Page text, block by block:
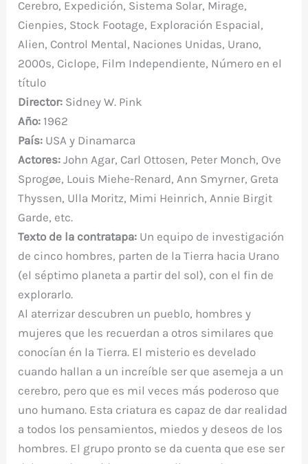
Cerebro, Expedición, Sistema Solar, Mirage,
Cienpies, Stock Footage, Exploración Espacial,
Alien, Control Mental, Naciones Unidas, Urano,
2000s, Ciclope, Film Independiente, Número en el
título
Director: Sidney W. Pink
Año: 1962
País: USA y Dinamarca
Actores: John Agar, Carl Ottosen, Peter Monch, Ove
Sprogøe, Louis Miehe-Renard, Ann Smyrner, Greta
Thyssen, Ulla Moritz, Mimi Heinrich, Annie Birgit
Garde, etc.
Texto de la contratapa: Un equipo de investigación
de cinco hombres, parten de la Tierra hacia Urano
(el séptimo planeta a partir del sol), con el fin de
explorarlo.
Al aterrizar descubren un pueblo, hombres y
mujeres que les recuerdan a otros similares que
conocían én la Tierra. El misterio es develado
cuando hallan a un increíble ser que asemeja a un
cerebro, pero que es mil veces más poderoso que
uno humano. Esta criatura es capaz de dar realidad
a todos los pensamientos, miedos y deseos de los
hombres. El grupo pronto se da cuenta que ese ser